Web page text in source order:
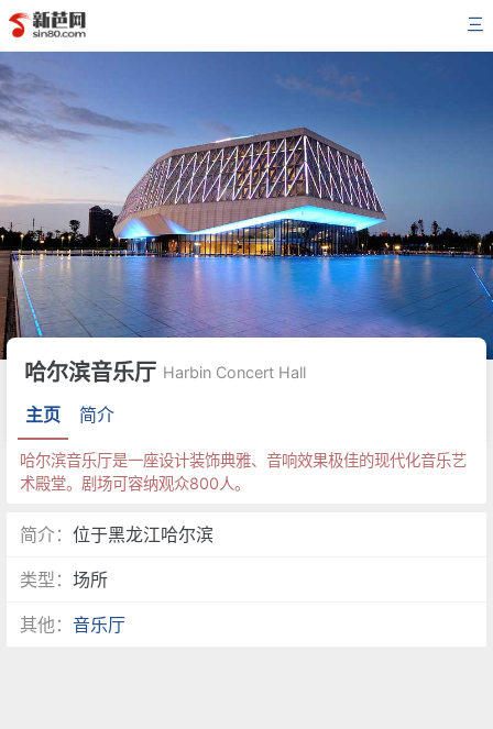
三
哈尔滨音乐厅 Harbin Concert Hall
主页 简介
哈尔滨音乐厅是一座设计装饰典雅、音响效果极佳的现代化音乐艺
术殿堂。剧场可容纳观众800人。
简介：位于黑龙江哈尔滨
类型：场所
其他：音乐厅